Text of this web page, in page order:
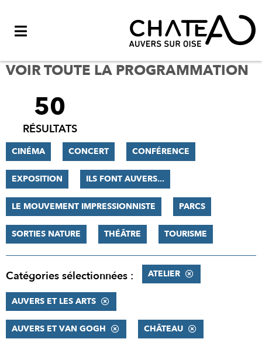
VOIR TOUTE LA PROGRAMMATION
FILTRER
RÉSULTATS
50
RÉSULTATS
CINÉMA CONCERT CONFÉRENCE
EXPOSITION ILS FONT AUVERS...
LE MOUVEMENT IMPRESSIONNISTE PARCS
SORTIES NATURE THÉÂTRE TOURISME
Catégories sélectionnées : ATELIER
AUVERS ET LES ARTS
AUVERS ET VAN GOGH CHÂTEAU